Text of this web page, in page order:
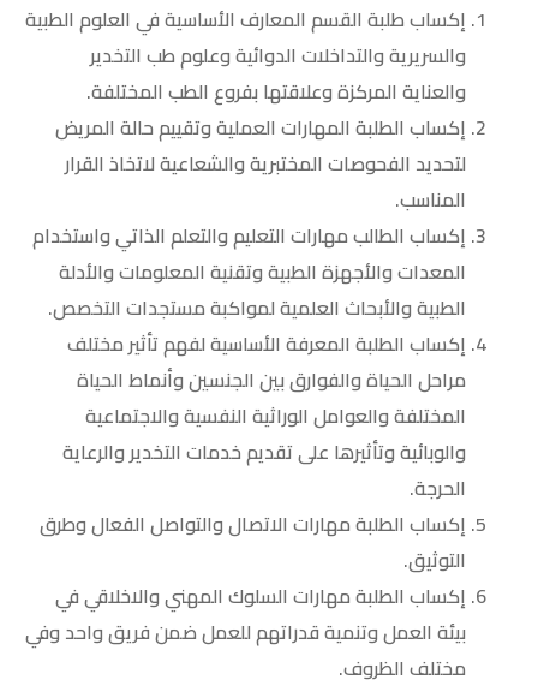
إكساب طلبة القسم المعارف الأساسية في العلوم الطبية
والسريرية والتداخلات الدوائية وعلوم طب التخدير
والعناية المركزة وعلاقتها بفروع الطب المختلفة.
إكساب الطلبة المهارات العملية وتقييم حالة المريض
لتحديد الفحوصات المختبرية والشعاعية لاتخاذ القرار
المناسب.
إكساب الطالب مهارات التعليم والتعلم الذاتي واستخدام
المعدات والأجهزة الطبية وتقنية المعلومات والأدلة
الطبية والأبحاث العلمية لمواكبة مستجدات التخصص.
إكساب الطلبة المعرفة الأساسية لفهم تأثير مختلف
مراحل الحياة والفوارق بين الجنسين وأنماط الحياة
المختلفة والعوامل الوراثية النفسية والاجتماعية
والوبائية وتأثيرها على تقديم خدمات التخدير والرعاية
الحرجة.
إكساب الطلبة مهارات الاتصال والتواصل الفعال وطرق
التوثيق.
إكساب الطلبة مهارات السلوك المهني والاخلاقي في
بيئة العمل وتنمية قدراتهم للعمل ضمن فريق واحد وفي
مختلف الظروف.